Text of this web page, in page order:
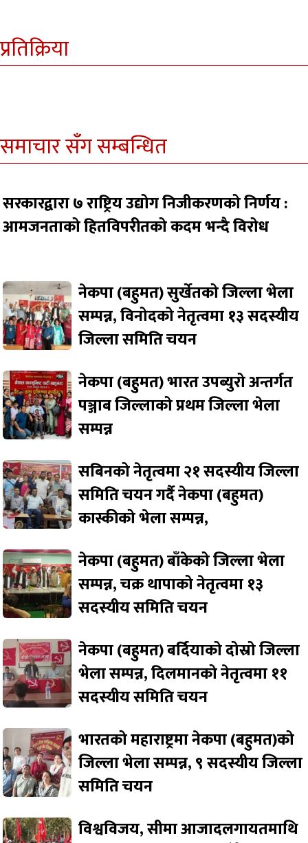
प्रतिक्रिया
समाचार सँग सम्बन्धित
सरकारद्वारा ७ राष्ट्रिय उद्योग निजीकरणको निर्णय :
आमजनताको हितविपरीतको कदम भन्दै विरोध
नेकपा (बहुमत) सुर्खेतको जिल्ला भेला
सम्पन्न, विनोदको नेतृत्वमा १३ सदस्यीय
जिल्ला समिति चयन
नेकपा (बहुमत) भारत उपब्युरो अन्तर्गत
पञ्जाब जिल्लाको प्रथम जिल्ला भेला
सम्पन्न
सबिनको नेतृत्वमा २१ सदस्यीय जिल्ला
समिति चयन गर्दै नेकपा (बहुमत)
कास्कीको भेला सम्पन्न,
नेकपा (बहुमत) बाँकेको जिल्ला भेला
सम्पन्न, चक्र थापाको नेतृत्वमा १३
सदस्यीय समिति चयन
नेकपा (बहुमत) बर्दियाको दोस्रो जिल्ला
भेला सम्पन्न, दिलमानको नेतृत्वमा ११
सदस्यीय समिति चयन
भारतको महाराष्ट्रमा नेकपा (बहुमत)को
जिल्ला भेला सम्पन्न, ९ सदस्यीय जिल्ला
समिति चयन
विश्वविजय, सीमा आजादलगायतमाथि